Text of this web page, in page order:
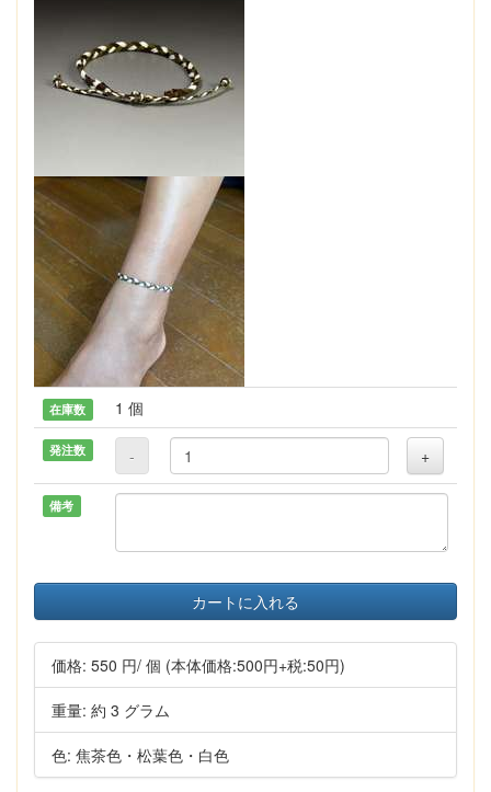
在庫数 1 個
発注数 - +
備考
カートに入れる
価格: 550 円/ 個 (本体価格:500円+税:50円)
重量: 約 3 グラム
色: 焦茶色・松葉色・白色